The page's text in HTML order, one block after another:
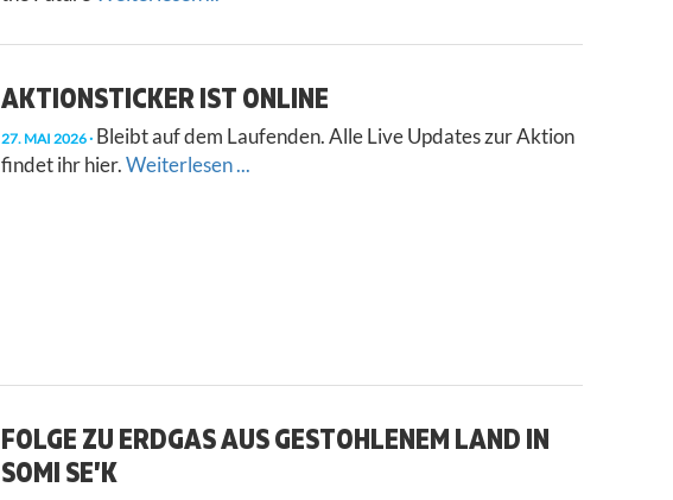
AKTIONSTICKER IST ONLINE
27. MAI 2026 Bleibt auf dem Laufenden. Alle Live Updates zur Aktion
findet ihr hier.Weiterlesen ...
FOLGE ZU ERDGAS AUS GESTOHLENEM LAND IN
SOMI SE’K